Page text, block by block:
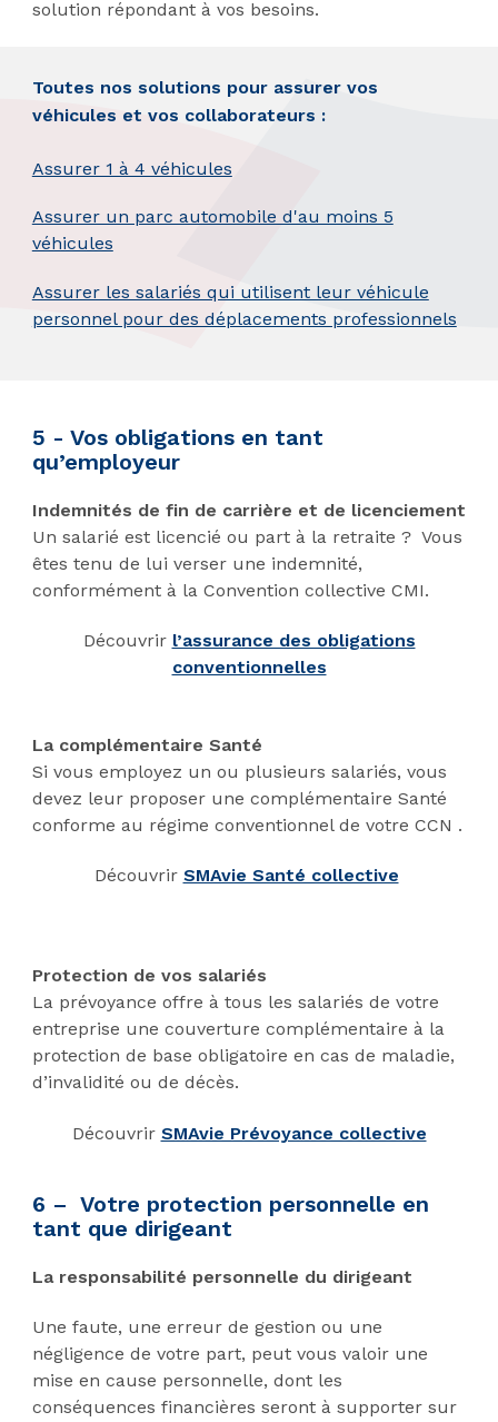
solution répondant à vos besoins.
Toutes nos solutions pour assurer vos
véhicules et vos collaborateurs :
Assurer 1 à 4 véhicules
Assurer un parc automobile d'au moins 5
véhicules
Assurer les salariés qui utilisent leur véhicule
personnel pour des déplacements professionnels
5 - Vos obligations en tant
qu’employeur
Indemnités de fin de carrière et de licenciement
Un salarié est licencié ou part à la retraite ? Vous
êtes tenu de lui verser une indemnité,
conformément à la Convention collective CMI.
Découvrir l’assurance des obligations
conventionnelles
La complémentaire Santé
Si vous employez un ou plusieurs salariés, vous
devez leur proposer une complémentaire Santé
conforme au régime conventionnel de votre CCN .
Découvrir SMAvie Santé collective
Protection de vos salariés
La prévoyance offre à tous les salariés de votre
entreprise une couverture complémentaire à la
protection de base obligatoire en cas de maladie,
d’invalidité ou de décès.
Découvrir SMAvie Prévoyance collective
6 – Votre protection personnelle en
tant que dirigeant
La responsabilité personnelle du dirigeant
Une faute, une erreur de gestion ou une
négligence de votre part, peut vous valoir une
mise en cause personnelle, dont les
conséquences financières seront à supporter sur